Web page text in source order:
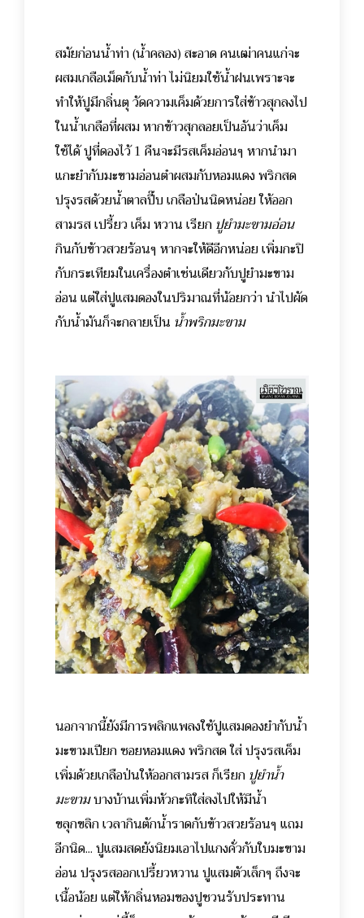
สมัยก่อนน้ำท่า (น้ำคลอง) สะอาด คนเฒ่าคนแก่จะ
ผสมเกลือเม็ดกับน้ำท่า ไม่นิยมใช้น้ำฝนเพราะจะ
ทำให้ปูมีกลิ่นตุ วัดความเค็มด้วยการใส่ข้าวสุกลงไป
ในน้ำเกลือที่ผสม หากข้าวสุกลอยเป็นอันว่าเค็ม
ใช้ได้ ปูที่ดองไว้ 1 คืนจะมีรสเค็มอ่อนๆ หากนำมา
แกะยำกับมะขามอ่อนตำผสมกับหอมแดง พริกสด
ปรุงรสด้วยน้ำตาลปี๊บ เกลือป่นนิดหน่อย ให้ออก
สามรส เปรี้ยว เค็ม หวาน เรียกปูยำมะขามอ่อน
กินกับข้าวสวยร้อนๆ หากจะให้ดีอีกหน่อย เพิ่มกะปิ
กับกระเทียมในเครื่องตำเช่นเดียวกับปูยำมะขาม
อ่อน แต่ใส่ปูแสมดองในปริมาณที่น้อยกว่า นำไปผัด
กับน้ำมันก็จะกลายเป็น น้ำพริกมะขาม
นอกจากนี้ยังมีการพลิกแพลงใช้ปูแสมดองยำกับน้ำ
มะขามเปียก ซอยหอมแดง พริกสด ใส่ ปรุงรสเค็ม
เพิ่มด้วยเกลือป่นให้ออกสามรส ก็เรียกปูยำน้ำ
มะขามบางบ้านเพิ่มหัวกะทิใส่ลงไปให้มีน้ำ
ขลุกขลิก เวลากินตักน้ำราดกับข้าวสวยร้อนๆ แถม
อีกนิด... ปูแสมสดยังนิยมเอาไปแกงคั่วกับใบมะขาม
อ่อน ปรุงรสออกเปรี้ยวหวาน ปูแสมตัวเล็กๆ ถึงจะ
เนื้อน้อย แต่ให้กลิ่นหอมของปูชวนรับประทาน